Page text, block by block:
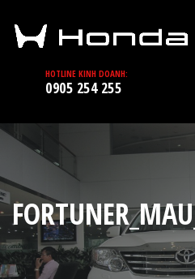
HOTLINE KINH DOANH:
0905 254 255